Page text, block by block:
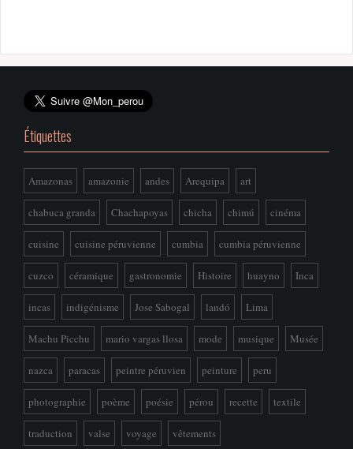
Étiquettes
Amazonas amazonie andes Arequipa art
chabuca granda Chachapoyas chicha chimú cinéma
cuisine cuisine péruvienne cumbia cumbia péruvienne
cuzco céramique gastronomie Histoire huayno Inca
incas indigénisme Jose Sabogal landó Lima
Machu Picchu mario vargas llosa mode musique Musée
nazca paracas peintre péruvien peinture peru
photographie poème poésie pérou recette textile
traduction valse voyage vêtements